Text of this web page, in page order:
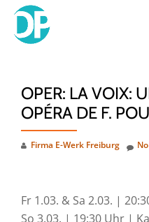
Skip
OPER: LA VOIX:
OPÉRA DE F.
Firma E-Werk Freiburg
Fr 1.03. & Sa 2.03. |
So 3.03. | 19:30 Uhr |